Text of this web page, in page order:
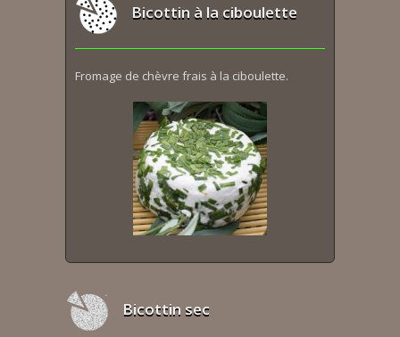
Bicottin à la ciboulette
Fromage de chèvre frais à la ciboulette.
Bicottin sec